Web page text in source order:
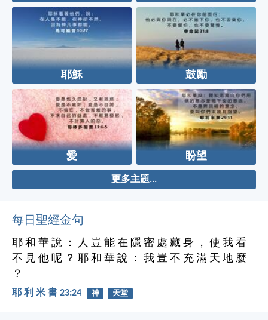
耶穌 鼓勵
愛 盼望
更多主題...
每日聖經金句
耶 和 華 說 ： 人 豈 能 在 隱 密 處 藏 身 ， 使 我 看
不 見 他 呢 ？ 耶 和 華 說 ： 我 豈 不 充 滿 天 地 麼
？
耶 利 米 書 23:24 神 天堂